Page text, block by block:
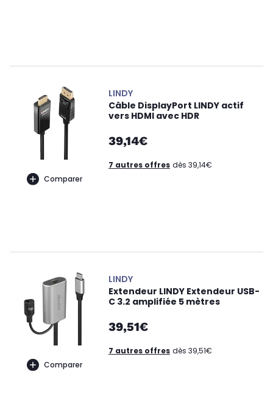
Comparer
LINDY
Câble DisplayPort LINDY actif
vers HDMI avec HDR
39,14€
7 autres offres dès 39,14€
Comparer
LINDY
Extendeur LINDY Extendeur USB-
C 3.2 amplifiée 5 mètres
39,51€
7 autres offres dès 39,51€